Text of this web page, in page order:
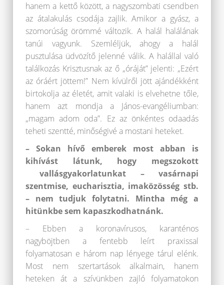
hanem a kettő között, a nagyszombati csendben
az átalakulás csodája zajlik. Amikor a gyász, a
szomorúság örömmé változik. A halál halálának
tanúi vagyunk. Szemléljük, ahogy a halál
pusztulása üdvözítő jelenné válik. A halállal való
találkozás Krisztusnak az ő „óráját” jelenti: „Ezért
az óráért jöttem!” Nem kívülről jött ajándékként
birtokolja az életét, amit valaki is elvehetne tőle,
hanem azt mondja a János-evangéliumban:
„magam adom oda”. Ez az önkéntes odaadás
teheti szentté, minőségivé a mostani heteket.
– Sokan hívő emberek most abban is
kihívást látunk, hogy megszokott
vallásgyakorlatunkat – vasárnapi
szentmise, eucharisztia, imaközösség stb.
– nem tudjuk folytatni. Mintha még a
hitünkbe sem kapaszkodhatnánk.
– Ebben a koronavírusos, karanténos
nagyböjtben a fentebb leírt praxissal
folyamatosan e három nap lényege tárul elénk.
Most nem szertartások alkalmain, hanem
heteken át a szívünkben zajló folyamatokon